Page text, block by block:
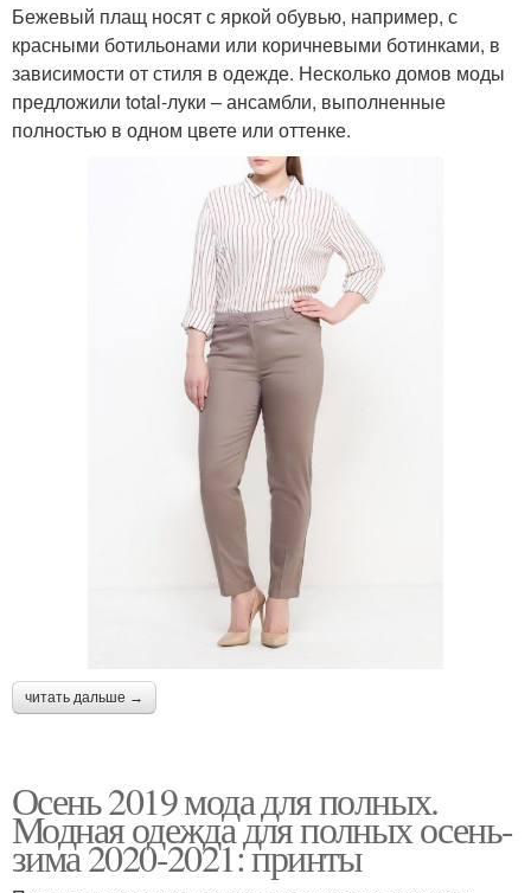
Бежевый плащ носят с яркой обувью, например, с
красными ботильонами или коричневыми ботинками, в
зависимости от стиля в одежде. Несколько домов моды
предложили total-луки – ансамбли, выполненные
полностью в одном цвете или оттенке.
читать дальше →
Осень 2019 мода для полных.
Модная одежда для полных осень-
зима 2020-2021: принты